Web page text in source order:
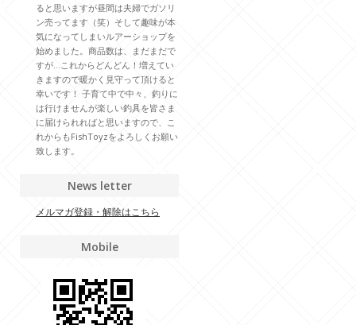
ると思いますが昼間は夫婦でガソリ
ン売ってます（笑）そして趣味が本
気になってしまいルアーショップを
始めました。商品数は、まだまだで
すが…これからどんどん！増えてい
きますので暖かく見守って頂けると
幸いです！ 子育て中で中々、釣りに
は行けませんが楽しい釣具を皆さま
に届けられればと思いますので、こ
れからもFishToyzをよろしくお願い
致します。
News letter
メルマガ登録・解除はこちら
Mobile